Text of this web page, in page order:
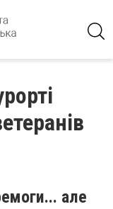
але